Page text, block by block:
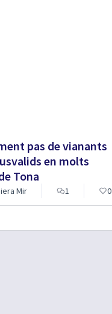
pas de vianants
en molts
Tona
Mir 1 0